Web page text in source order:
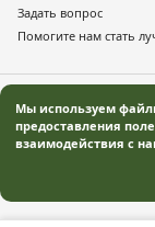
Задать вопрос
Помогите нам стать
© 2019–2026 «Русская
Информация,
носит
Мы используем
предоставления
взаимодействия с